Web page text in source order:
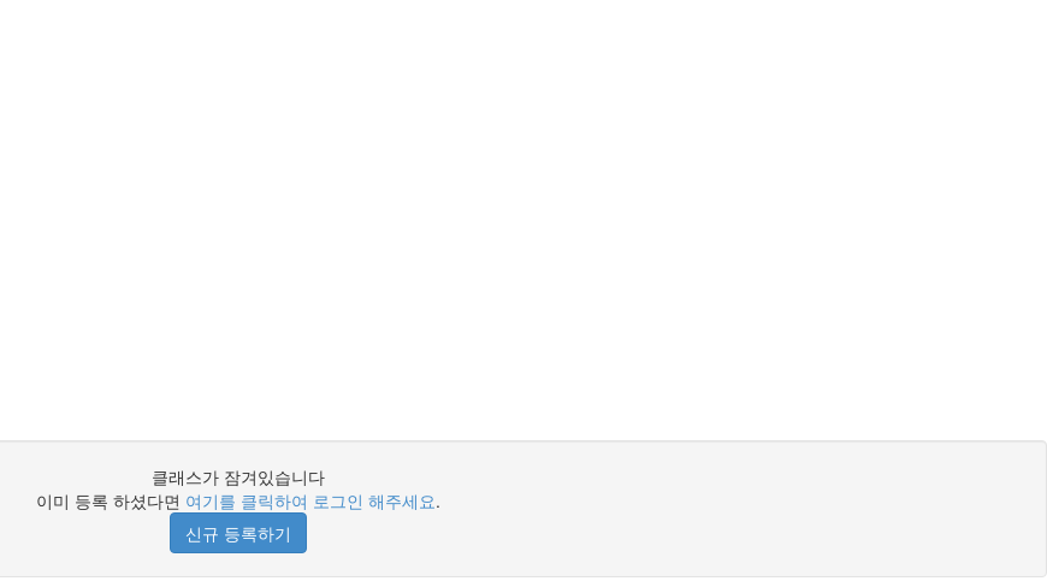
클래스가 잠겨있습니다
이미 등록 하셨다면 여기를 클릭하여 로그인 해주세요.
신규 등록하기